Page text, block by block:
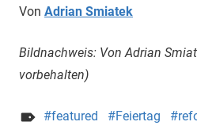
Von Adrian Smiatek
Bildnachweis: Von Adrian
vorbehalten)
featured Feiertag